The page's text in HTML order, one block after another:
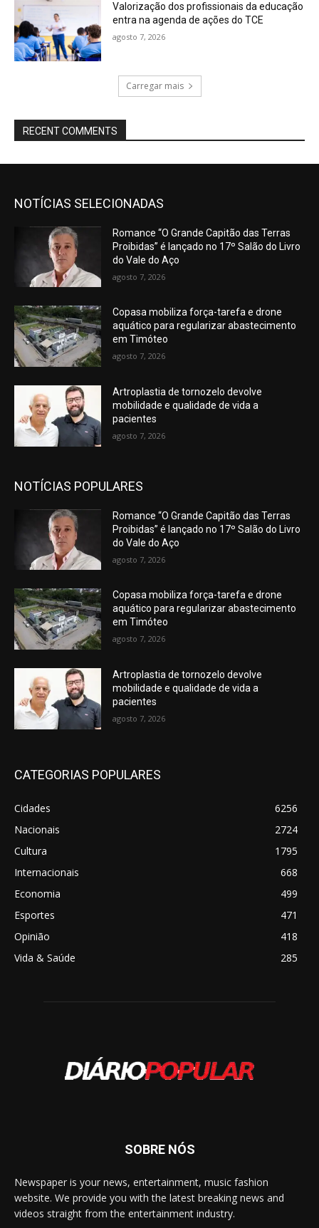
Valorização dos profissionais da educação
entra na agenda de ações do TCE
agosto 7, 2026
Carregar mais
RECENT COMMENTS
NOTÍCIAS SELECIONADAS
Romance “O Grande Capitão das Terras
Proibidas” é lançado no 17º Salão do Livro
do Vale do Aço
agosto 7, 2026
Copasa mobiliza força-tarefa e drone
aquático para regularizar abastecimento
em Timóteo
agosto 7, 2026
Artroplastia de tornozelo devolve
mobilidade e qualidade de vida a
pacientes
agosto 7, 2026
NOTÍCIAS POPULARES
Romance “O Grande Capitão das Terras
Proibidas” é lançado no 17º Salão do Livro
do Vale do Aço
agosto 7, 2026
Copasa mobiliza força-tarefa e drone
aquático para regularizar abastecimento
em Timóteo
agosto 7, 2026
Artroplastia de tornozelo devolve
mobilidade e qualidade de vida a
pacientes
agosto 7, 2026
CATEGORIAS POPULARES
Cidades
6256
Nacionais
2724
Cultura
1795
Internacionais
668
Economia
499
Esportes
471
Opinião
418
Vida & Saúde
285
SOBRE NÓS
Newspaper is your news, entertainment, music fashion
website. We provide you with the latest breaking news and
videos straight from the entertainment industry.